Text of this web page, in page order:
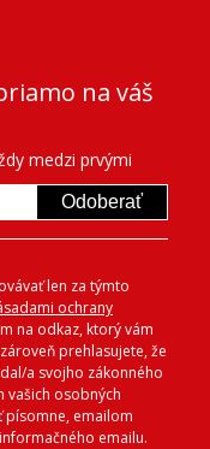
na váš
medzi prvými
Odoberať
len za týmto
ochrany
na odkaz, ktorý vám
prehlasujete, že
a svojho zákonného
vašich osobných
písomne, emailom
emailu.